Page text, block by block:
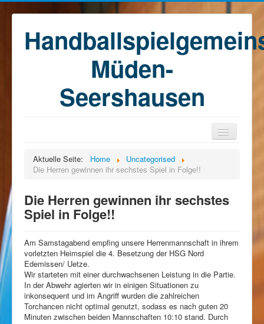
Müden-
Seershausen
Teams
Kontakt
Sponsoren
Aktuelle Seite: Home
Uncategorised
Die Herren gewinnen ihr sechstes Spiel in Folge!!
Die Herren gewinnen ihr sechstes
Spiel in Folge!!
Am Samstagabend empfing unsere Herrenmannschaft in ihrem
vorletzten Heimspiel die 4. Besetzung der HSG Nord
Edemissen/ Uetze.
Wir starteten mit einer durchwachsenen Leistung in die Partie.
In der Abwehr agierten wir in einigen Situationen zu
inkonsequent und im Angriff wurden die zahlreichen
Torchancen nicht optimal genutzt, sodass es nach guten 20
Minuten zwischen beiden Mannschaften 10:10 stand. Durch